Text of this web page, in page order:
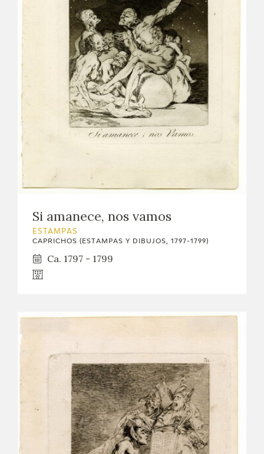
Si amanece, nos vamos
ESTAMPAS
CAPRICHOS (ESTAMPAS Y DIBUJOS, 1797-1799)
Ca. 1797 - 1799